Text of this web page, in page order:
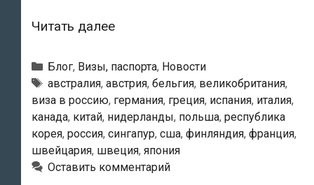
Читать далееБезвизовое
пребывание
в
РФ
могут
разрешить
гражданам
Рубрики
Блог, Визы, паспорта, Новости
Метки
австралия, австрия, бельгия, великобритания,
виза в россию, германия, греция, испания, италия,
канада, китай, нидерланды, польша, республика
корея, россия, сингапур, сша, финляндия, франция,
швейцария, швеция, япония
Оставить комментарий